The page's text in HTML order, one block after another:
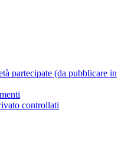
partecipate (da pubblicare in
controllati